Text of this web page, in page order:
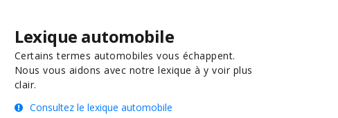
Lexique automobile
Certains termes automobiles vous échappent.
Nous vous aidons avec notre lexique à y voir plus
clair.
Consultez le lexique automobile